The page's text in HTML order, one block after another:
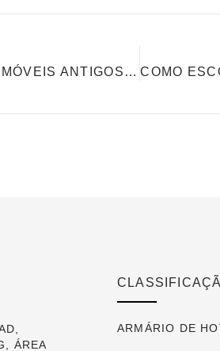
O QUE ACONTECE COM MÓVEIS ANTIGOS DE HOTÉIS? UM GUIA ABRANGENTE PARA CICLO DE VIDA E LIQUIDAÇÃO
ÁREA
ARMÁRIO DE